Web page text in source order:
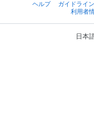
ヘルプ
ガイドライン
利用者
日本